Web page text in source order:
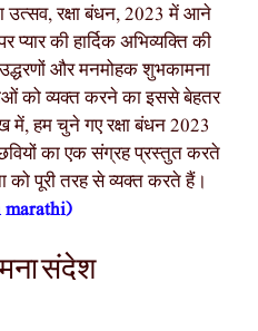
रक्षा बंधन, 2023 में आने
की हार्दिक अभिव्यक्ति की
और मनमोहक शुभकामना
को व्यक्त करने का इससे बेहतर
में, हम चुने गए रक्षा बंधन 2023
का एक संग्रह प्रस्तुत करते
को पूरी तरह से व्यक्त करते हैं।
marathi)
संदेश